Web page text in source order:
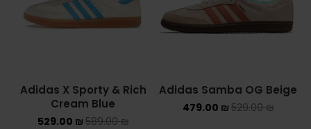
Adidas Samba OG Beige
529.00₪
479.00 ₪
Adidas X Sporty & Rich
Cream Blue
589.00₪
529.00 ₪